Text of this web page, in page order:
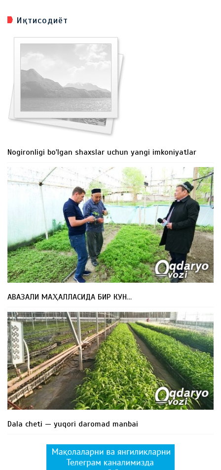
Иқтисодиёт
Nogironligi bo'lgan shaxslar uchun yangi imkoniyatlar
АВАЗАЛИ МАҲАЛЛАСИДА БИР КУН…
Dala cheti — yuqori daromad manbai